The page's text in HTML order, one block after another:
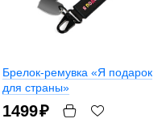
Брелок-ремувка «Я подарок
для страны»
1499₽